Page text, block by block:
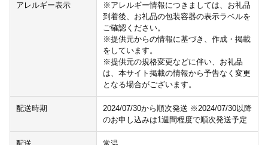
アレルギー表示
※アレルギー情報につきましては、お礼品
到着後、お礼品の包装容器の表示ラベルを
ご確認ください。
※提供元からの情報に基づき、作成・掲載
をしています。
※提供元の規格変更などに伴い、お礼品
は、本サイト掲載の情報から予告なく変更
となる場合がございます。
配送時期
2024/07/30から順次発送 ※2024/07/30以降
のお申し込みは1週間程度で順次発送予定